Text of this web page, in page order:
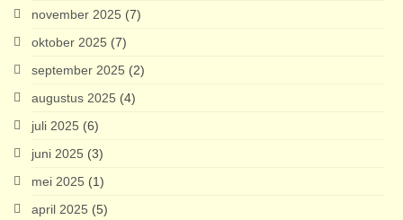
november 2025 (7)
oktober 2025 (7)
september 2025 (2)
augustus 2025 (4)
juli 2025 (6)
juni 2025 (3)
mei 2025 (1)
april 2025 (5)